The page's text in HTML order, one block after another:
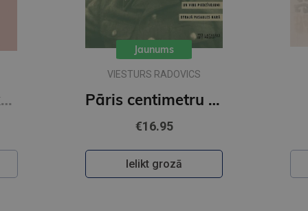
Kaucmindes pakavs
Jaunums
VIESTURS RADOVICS
Pāris centimetru dzīves
€16.95
Ielikt grozā